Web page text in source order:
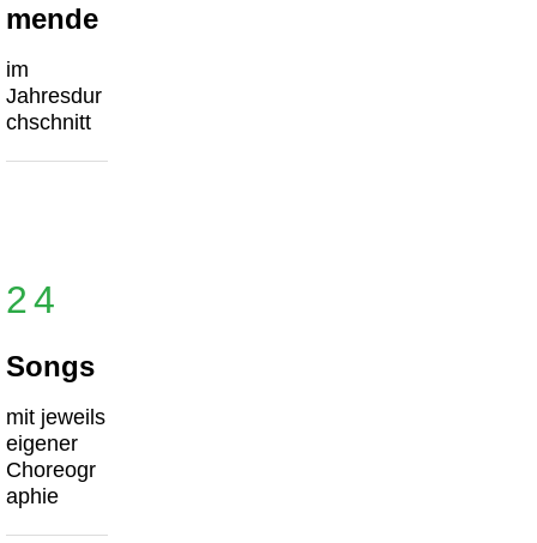
mende
im
Jahresdur
chschnitt
24
Songs
mit jeweils
eigener
Choreogr
aphie